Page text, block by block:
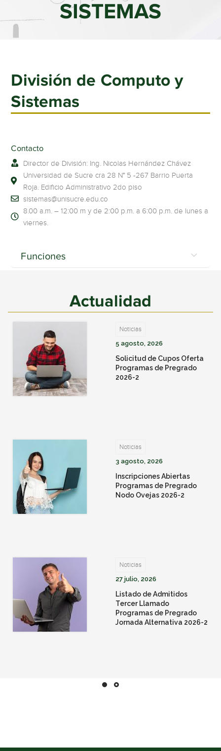
SISTEMAS
División de Computo y
Sistemas
Contacto
Director de División: Ing. Nicolas Hernández Chávez
Universidad de Sucre cra 28 N° 5 -267 Barrio Puerta
Roja. Edificio Administrativo 2do piso
sistemas@unisucre.edu.co
8.00 a.m. – 12:00 m y de 2:00 p.m. a 6:00 p.m. de lunes a
viernes.
Funciones
Actualidad
Noticias
5 agosto, 2026
Solicitud de Cupos Oferta
Programas de Pregrado
2026-2
Noticias
3 agosto, 2026
Inscripciones Abiertas
Programas de Pregrado
Nodo Ovejas 2026-2
Noticias
27 julio, 2026
Listado de Admitidos
Tercer Llamado
Programas de Pregrado
Jornada Alternativa 2026-2